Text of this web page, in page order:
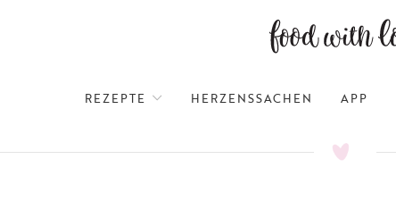
REZEPTE HERZENSSACHEN APP